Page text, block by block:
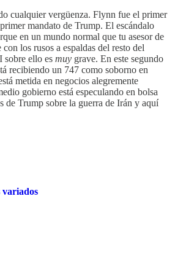
cualquier vergüenza. Flynn fue el primer
mandato de Trump. El escándalo
en un mundo normal que tu asesor de
los rusos a espaldas del resto del
sobre ello es muy grave. En este segundo
recibiendo un 747 como soborno en
metida en negocios alegremente
gobierno está especulando en bolsa
de Trump sobre la guerra de Irán y aquí
variados